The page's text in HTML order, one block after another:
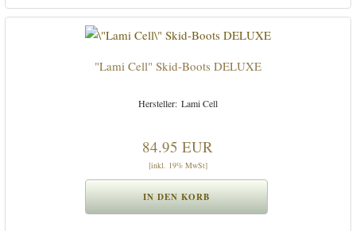
"Lami Cell" Skid-Boots DELUXE
Lami Cell
84.95 EUR
[inkl. 19% MwSt]